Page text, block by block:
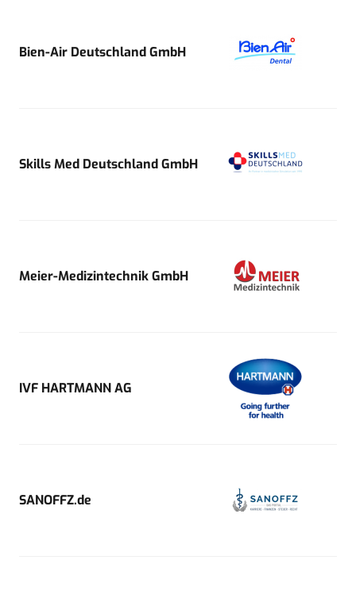
Bien-Air Deutschland GmbH
Skills Med Deutschland GmbH
Meier-Medizintechnik GmbH
IVF HARTMANN AG
SANOFFZ.de